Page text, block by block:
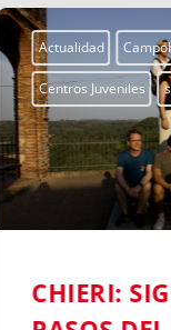
Actualidad
Centros Juveniles
CHIERI: